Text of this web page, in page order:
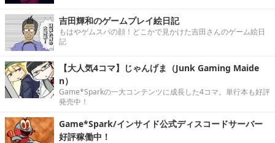
吉田輝和のゲームプレイ絵日記
もはやゲムスパの顔！どこかで見かけた吉田さんのゲーム絵日
記
【大人気4コマ】じゃんげま（Junk Gaming Maide
n）
Game*Sparkの一大コンテンツに成長した4コマ。単行本も好評
発売中！
Game*Spark/インサイド公式ディスコードサーバー
好評稼働中！